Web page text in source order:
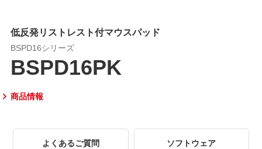
低反発リストレスト付マウスパッド
BSPD16シリーズ
BSPD16PK
商品情報
よくあるご質問 ソフトウェア